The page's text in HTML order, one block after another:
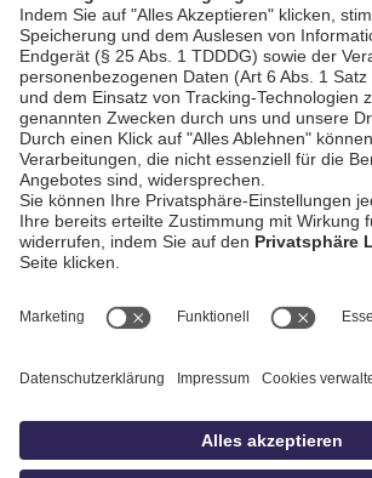
AGB / Gewinnspiele
Datenschutz
Impressum
idowa